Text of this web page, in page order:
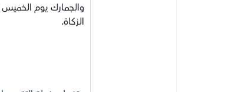
الزكاة.